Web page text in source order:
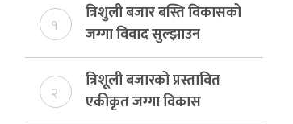
१
त्रिशुली बजार बस्ति विकासको
जग्गा विवाद सुल्झाउन
संयोजक तोकियो
२
त्रिशूली बजारको प्रस्तावित
एकीकृत जग्गा विकास